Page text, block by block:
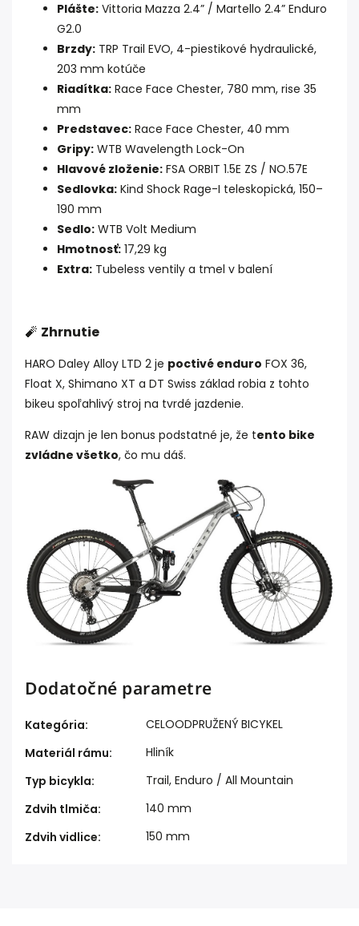
Plášte: Vittoria Mazza 2.4” / Martello 2.4” Enduro
G2.0
Brzdy: TRP Trail EVO, 4-piestikové hydraulické,
203 mm kotúče
Riadítka: Race Face Chester, 780 mm, rise 35
mm
Predstavec: Race Face Chester, 40 mm
Gripy: WTB Wavelength Lock-On
Hlavové zloženie: FSA ORBIT 1.5E ZS / NO.57E
Sedlovka: Kind Shock Rage-I teleskopická, 150–
190 mm
Sedlo: WTB Volt Medium
Hmotnosť: 17,29 kg
Extra: Tubeless ventily a tmel v balení
🧨 Zhrnutie
HARO Daley Alloy LTD 2 je poctivé enduro FOX 36,
Float X, Shimano XT a DT Swiss základ robia z tohto
bikeu spoľahlivý stroj na tvrdé jazdenie.
RAW dizajn je len bonus podstatné je, že tento bike
zvládne všetko, čo mu dáš.
Dodatočné parametre
Kategória:
CELOODPRUŽENÝ BICYKEL
Materiál rámu:
Hliník
Typ bicykla: Trail, Enduro / All Mountain
Zdvih tlmiča:
140 mm
Zdvih vidlice: 150 mm